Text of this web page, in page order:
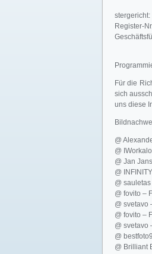
stergericht:
Register-
Für die
sich
uns diese
@
@
@ Jan
@
@
@ fovito –
@ svetavo
@ fovito –
@ svetavo
@
@ Brilliant